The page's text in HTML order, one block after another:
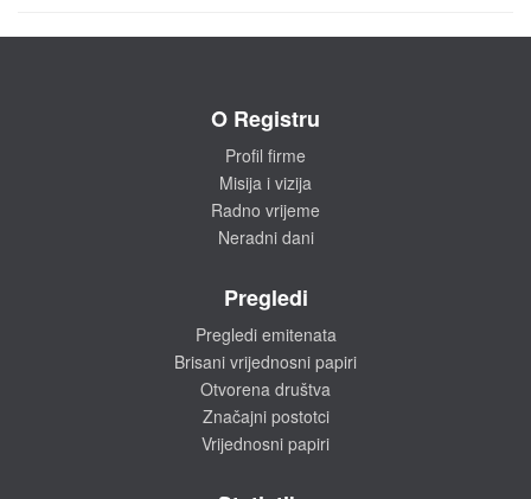
O Registru
Profil firme
Misija i vizija
Radno vrijeme
Neradni dani
Pregledi
Pregledi emitenata
Brisani vrijednosni papiri
Otvorena društva
Značajni postotci
Vrijednosni papiri